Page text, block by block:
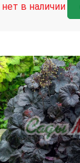
нет в наличии